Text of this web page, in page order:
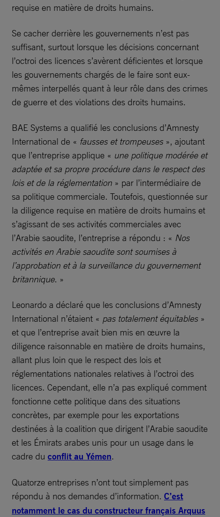
requise en matière de droits humains.
Se cacher derrière les gouvernements n’est pas
suffisant, surtout lorsque les décisions concernant
l’octroi des licences s’avèrent déficientes et lorsque
les gouvernements chargés de le faire sont eux-
mêmes interpellés quant à leur rôle dans des crimes
de guerre et des violations des droits humains.
BAE Systems a qualifié les conclusions d’Amnesty
International de « fausses et trompeuses», ajoutant
que l’entreprise applique « une politique modérée et
adaptée et sa propre procédure dans le respect des
lois et de la réglementation » par l’intermédiaire de
sa politique commerciale. Toutefois, questionnée sur
la diligence requise en matière de droits humains et
s’agissant de ses activités commerciales avec
l’Arabie saoudite, l’entreprise a répondu : « Nos
activités en Arabie saoudite sont soumises à
l’approbation et à la surveillance du gouvernement
britannique. »
Leonardo a déclaré que les conclusions d’Amnesty
International n’étaient « pas totalement équitables»
et que l’entreprise avait bien mis en œuvre la
diligence raisonnable en matière de droits humains,
allant plus loin que le respect des lois et
réglementations nationales relatives à l’octroi des
licences. Cependant, elle n’a pas expliqué comment
fonctionne cette politique dans des situations
concrètes, par exemple pour les exportations
destinées à la coalition que dirigent l’Arabie saoudite
et les Émirats arabes unis pour un usage dans le
cadre du conflit au Yémen.
Quatorze entreprises n’ont tout simplement pas
répondu à nos demandes d’information. C’est
notamment le cas du constructeur français Arquus